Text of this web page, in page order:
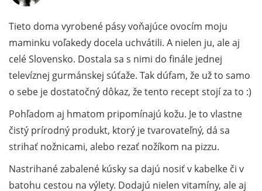
Tieto doma vyrobené pásy voňajúce ovocím moju
maminku voľakedy docela uchvátili. A nielen ju, ale aj
celé Slovensko. Dostala sa s nimi do finále jednej
televíznej gurmánskej súťaže. Tak dúfam, že už to samo
o sebe je dostatočný dôkaz, že tento recept stojí za to :)
Pohľadom aj hmatom pripomínajú kožu. Je to vlastne
čistý prírodný produkt, ktorý je tvarovateľný, dá sa
strihať nožnicami, alebo rezať nožíkom na pizzu.
Nastrihané zabalené kúsky sa dajú nosiť v kabelke či v
batohu cestou na výlety. Dodajú nielen vitamíny, ale aj